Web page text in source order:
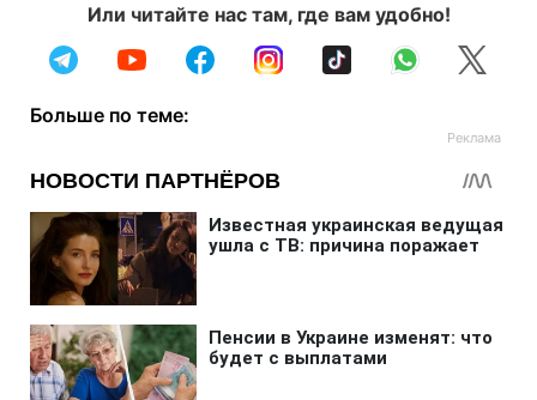
Или читайте нас там, где вам удобно!
Больше по теме: